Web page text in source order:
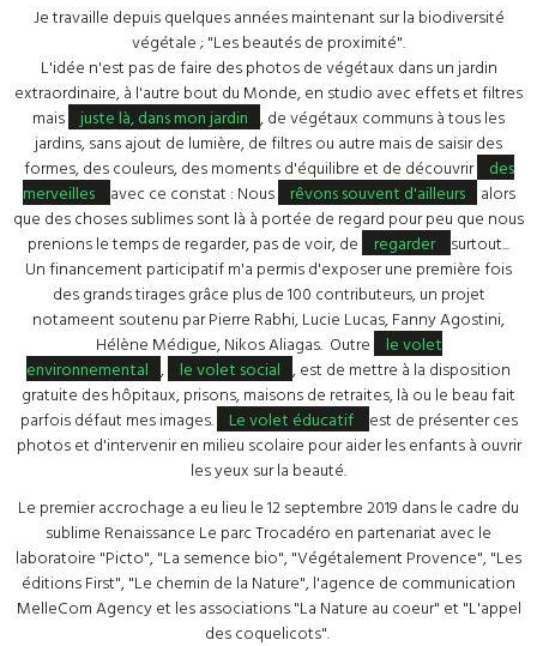
Je travaille depuis quelques années maintenant sur la biodiversité
végétale ; "Les beautés de proximité".
L'idée n'est pas de faire des photos de végétaux dans un jardin
extraordinaire, à l'autre bout du Monde, en studio avec effets et filtres
mais
juste là, dans mon jardin , de végétaux communs à tous les
jardins, sans ajout de lumière, de filtres ou autre mais de saisir des
formes, des couleurs, des moments d'équilibre et de découvrir
des
merveilles
avec ce constat : Nous rêvons souvent d'ailleurs
alors
que des choses sublimes sont là à portée de regard pour peu que nous
prenions le temps de regarder, pas de voir, de
regarder
surtout...
Un financement participatif m'a permis d'exposer une première fois
des grands tirages grâce plus de 100 contributeurs, un projet
notameent soutenu par Pierre Rabhi, Lucie Lucas, Fanny Agostini,
Hélène Médigue, Nikos Aliagas. Outre
le volet
environnemental , le volet social , est de mettre à la disposition
gratuite des hôpitaux, prisons, maisons de retraites, là ou le beau fait
parfois défaut mes images.
Le volet éducatif
est de présenter ces
photos et d'intervenir en milieu scolaire pour aider les enfants à ouvrir
les yeux sur la beauté.
Le premier accrochage a eu lieu le 12 septembre 2019 dans le cadre du
sublime Renaissance Le parc Trocadéro en partenariat avec le
laboratoire "Picto", "La semence bio", "Végétalement Provence", "Les
éditions First", "Le chemin de la Nature", l'agence de communication
MelleCom Agency et les associations "La Nature au coeur" et "L'appel
des coquelicots".